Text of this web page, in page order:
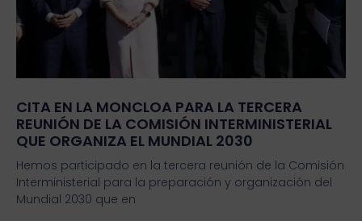
CITA EN LA MONCLOA PARA LA TERCERA
REUNIÓN DE LA COMISIÓN INTERMINISTERIAL
QUE ORGANIZA EL MUNDIAL 2030
Hemos participado en la tercera reunión de la Comisión
Interministerial para la preparación y organización del
Mundial 2030 que en